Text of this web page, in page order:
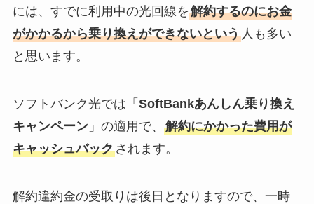
には、すでに利用中の光回線を解約するのにお金
がかかるから乗り換えができないという人も多い
と思います。
ソフトバンク光では「 SoftBankあんしん乗り換え
キャンペーン」の適用で、 解約にかかった費用が
キャッシュバックされます。
解約違約金の受取りは後日となりますので、一時